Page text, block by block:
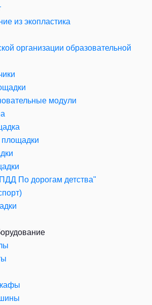
из экопластика
организации образовательной
модули
площадки
По дорогам детства"